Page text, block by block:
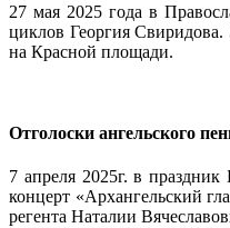
27 мая 2025 года в
циклов Георгия Свиридова.
на Красной площади.
Отголоски ангельского
7 апреля 2025г. в
концерт «Архангельский
регента Наталии